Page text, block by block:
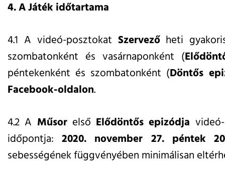
4. A Játék időtartama
4.1 A videó-posztokat Szervezőheti
szombatonként és vasárnaponként (
péntekenként és szombatonként (Döntős
Facebook-oldalon.
4.2 A Műsorelső Elődöntős epizódja
időpontja:2020. november 27. péntek
sebességének függvényében minimálisan